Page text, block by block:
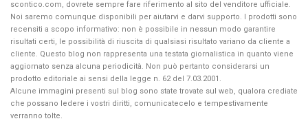
scontico.com, dovrete sempre fare riferimento al sito del venditore ufficiale.
Noi saremo comunque disponibili per aiutarvi e darvi supporto. I prodotti sono
recensiti a scopo informativo: non è possibile in nessun modo garantire
risultati certi, le possibilità di riuscita di qualsiasi risultato variano da cliente a
cliente. Questo blog non rappresenta una testata giornalistica in quanto viene
aggiornato senza alcuna periodicità. Non può pertanto considerarsi un
prodotto editoriale ai sensi della legge n. 62 del 7.03.2001.
Alcune immagini presenti sul blog sono state trovate sul web, qualora crediate
che possano ledere i vostri diritti, comunicatecelo e tempestivamente
verranno tolte.